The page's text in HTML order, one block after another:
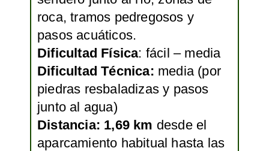
roca, tramos pedregosos y
pasos acuáticos.
Dificultad Física: fácil – media
Dificultad Técnica: media (por
piedras resbaladizas y pasos
junto al agua)
Distancia: 1,69 km desde el
aparcamiento habitual hasta las